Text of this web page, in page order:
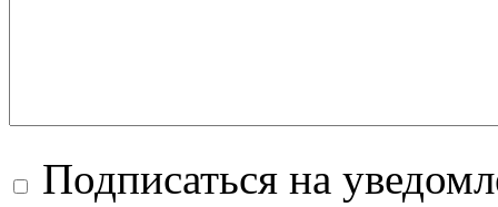
Подписаться на